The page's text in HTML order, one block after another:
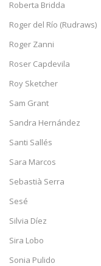
Roberta Bridda
Roger del Río (Rudraws)
Roger Zanni
Roser Capdevila
Roy Sketcher
Sam Grant
Sandra Hernández
Santi Sallés
Sara Marcos
Sebastià Serra
Sesé
Silvia Díez
Sira Lobo
Sonia Pulido